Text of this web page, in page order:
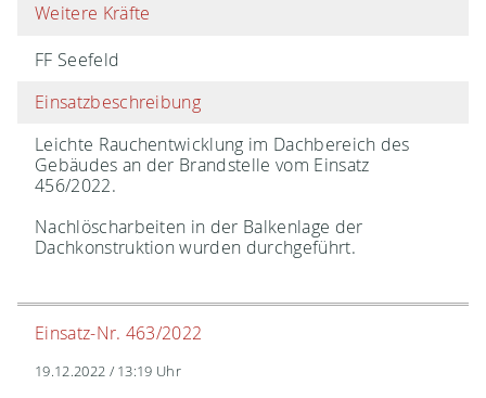
Weitere Kräfte
FF Seefeld
Einsatzbeschreibung
Leichte Rauchentwicklung im Dachbereich des
Gebäudes an der Brandstelle vom Einsatz
456/2022.
Nachlöscharbeiten in der Balkenlage der
Dachkonstruktion wurden durchgeführt.
Einsatz-Nr. 463/2022
19.12.2022 / 13:19 Uhr